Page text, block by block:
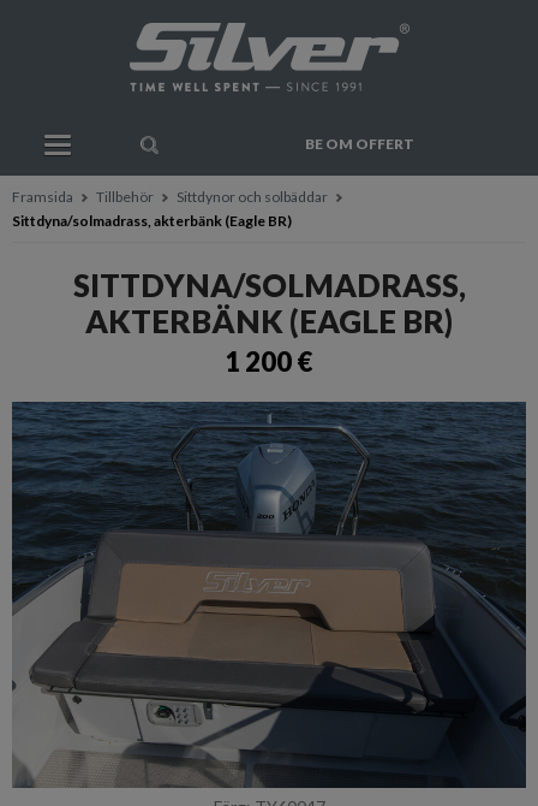
BE OM OFFERT
Framsida Tillbehör
Sittdynor och solbäddar
Sittdyna/solmadrass, akterbänk (Eagle BR)
SITTDYNA/SOLMADRASS,
AKTERBÄNK (EAGLE BR)
1 200 €